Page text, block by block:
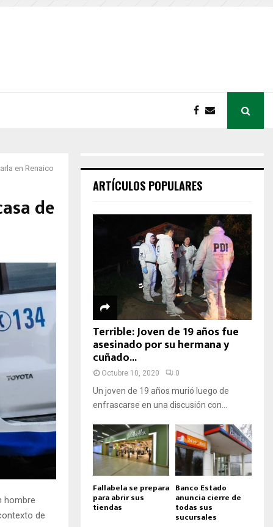
en Renaico
de
hombre
de
ARTÍCULOS POPULARES
Terrible: Joven de 19 años fue
asesinado por su hermana y
cuñado...
Octubre 10, 2020 0
Un joven de 19 años murió luego de
enfrascarse en una discusión con...
Fallabela se prepara
para abrir sus
tiendas
Banco Estado
anuncia cierre de
todas sus
sucursales